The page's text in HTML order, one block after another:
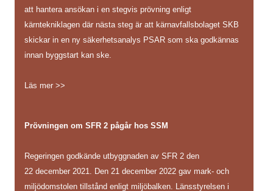
att hantera ansökan i en stegvis prövning enligt
kärntekniklagen där nästa steg är att kärnavfallsbolaget SKB
skickar in en ny säkerhetsanalys PSAR som ska godkännas
innan byggstart kan ske.
Läs mer >>
Prövningen om SFR 2 pågår hos SSM
Regeringen godkände utbyggnaden av SFR 2 den
22 december 2021. Den 21 december 2022 gav mark- och
miljödomstolen tillstånd enligt miljöbalken. Länsstyrelsen i